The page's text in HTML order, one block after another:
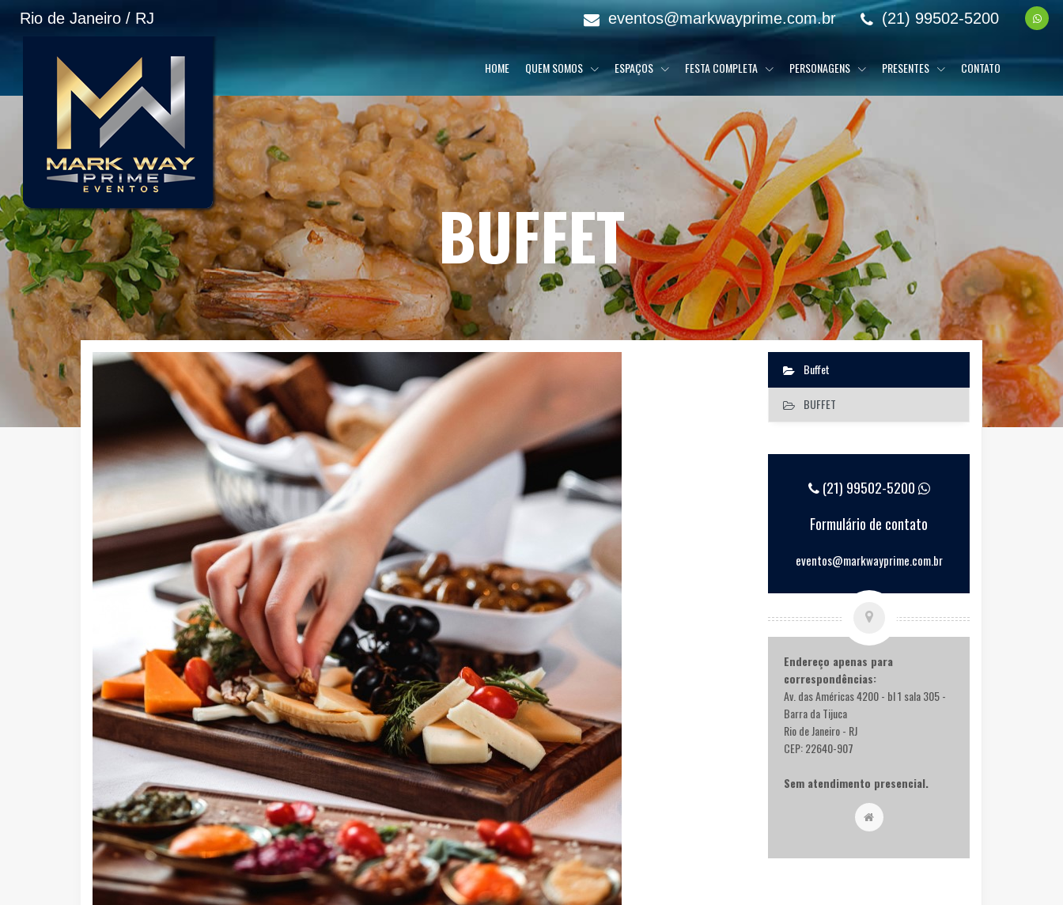
Rio de Janeiro / RJ eventos@markwayprime.com.br (21) 99502-5200
HOME QUEM SOMOS ESPAÇOS FESTA COMPLETA PERSONAGENS PRESENTES CONTATO
BUFFET
Buffet
BUFFET
(21) 99502-5200
Formulário de contato
eventos@markwayprime.com.br
Endereço apenas para
correspondências:
Av. das Américas 4200 - bl 1 sala 305 -
Barra da Tijuca
Rio de Janeiro - RJ
CEP: 22640-907
Sem atendimento presencial.